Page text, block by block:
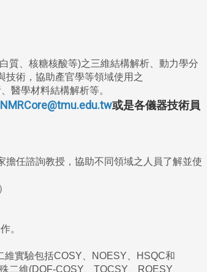
質、核糖核酸等)之三維結構解析、動力學分
技術，協助產官學等領域使用之
醫學材料結構解析等。
NMRCore@tmu.edu.tw或是各儀器技術員
任諮詢教授，協助不同領域之人員了解並使
。
維實驗包括COSY、NOESY、HSQC和
二維(DQF-COSY、TOCSY、ROESY、